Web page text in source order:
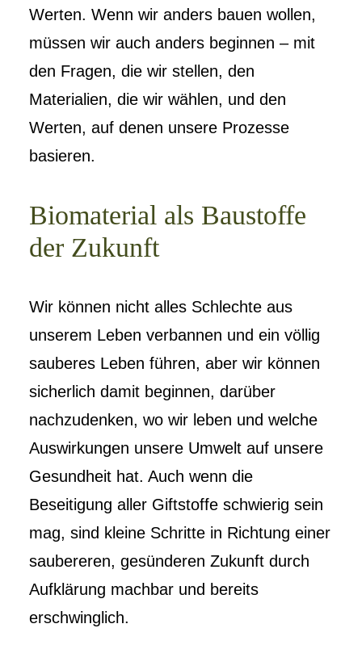
Werten. Wenn wir anders bauen wollen,
müssen wir auch anders beginnen – mit
den Fragen, die wir stellen, den
Materialien, die wir wählen, und den
Werten, auf denen unsere Prozesse
basieren.
Biomaterial als Baustoffe
der Zukunft
Wir können nicht alles Schlechte aus
unserem Leben verbannen und ein völlig
sauberes Leben führen, aber wir können
sicherlich damit beginnen, darüber
nachzudenken, wo wir leben und welche
Auswirkungen unsere Umwelt auf unsere
Gesundheit hat. Auch wenn die
Beseitigung aller Giftstoffe schwierig sein
mag, sind kleine Schritte in Richtung einer
saubereren, gesünderen Zukunft durch
Aufklärung machbar und bereits
erschwinglich.